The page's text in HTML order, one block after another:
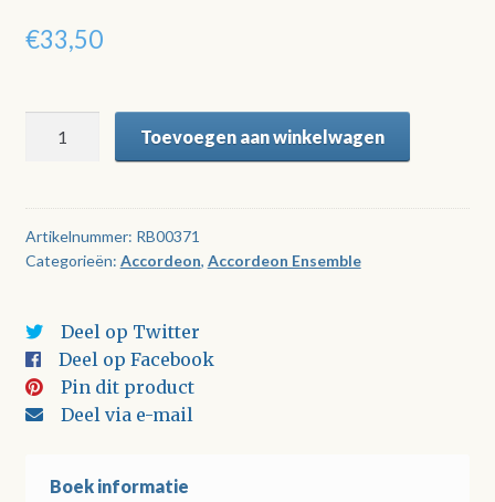
€33,50
tussen
goud
aantal
Toevoegen aan winkelwagen
Artikelnummer: RB00371
Categorieën: Accordeon, Accordeon Ensemble
Deel op Twitter
Deel op Facebook
Pin dit product
Deel via e-mail
Boek informatie